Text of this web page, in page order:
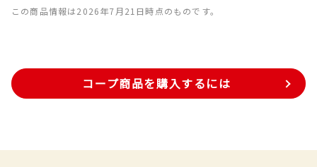
この商品情報は2026年7月21日時点のものです。
コープ商品を購入するには